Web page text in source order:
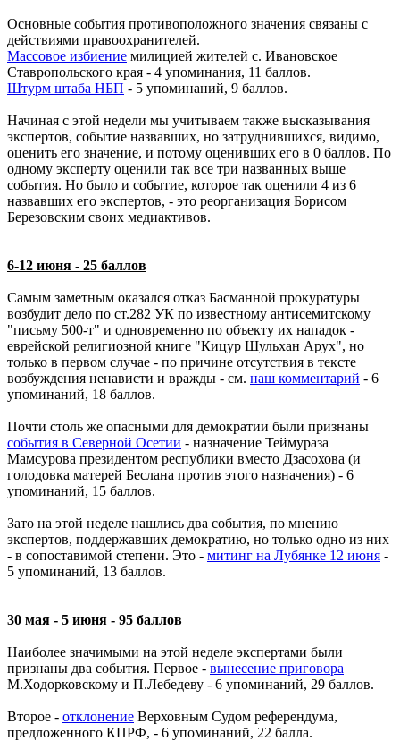
Основные события противоположного значения связаны с
действиями правоохранителей.
Массовое избиение милицией жителей с. Ивановское
Ставропольского края - 4 упоминания, 11 баллов.
Штурм штаба НБП - 5 упоминаний, 9 баллов.
Начиная с этой недели мы учитываем также высказывания
экспертов, событие назвавших, но затруднившихся, видимо,
оценить его значение, и потому оценивших его в 0 баллов. По
одному эксперту оценили так все три названных выше
события. Но было и событие, которое так оценили 4 из 6
назвавших его экспертов, - это реорганизация Борисом
Березовским своих медиактивов.
6-12 июня - 25 баллов
Самым заметным оказался отказ Басманной прокуратуры
возбудит дело по ст.282 УК по известному антисемитскому
"письму 500-т" и одновременно по объекту их нападок -
еврейской религиозной книге "Кицур Шульхан Арух", но
только в первом случае - по причине отсутствия в тексте
возбуждения ненависти и вражды - см. наш комментарий - 6
упоминаний, 18 баллов.
Почти столь же опасными для демократии были признаны
события в Северной Осетии - назначение Теймураза
Мамсурова президентом республики вместо Дзасохова (и
голодовка матерей Беслана против этого назначения) - 6
упоминаний, 15 баллов.
Зато на этой неделе нашлись два события, по мнению
экспертов, поддержавших демократию, но только одно из них
- в сопоставимой степени. Это - митинг на Лубянке 12 июня -
5 упоминаний, 13 баллов.
30 мая - 5 июня - 95 баллов
Наиболее значимыми на этой неделе экспертами были
признаны два события. Первое - вынесение приговора
М.Ходорковскому и П.Лебедеву - 6 упоминаний, 29 баллов.
Второе - отклонение Верховным Судом референдума,
предложенного КПРФ, - 6 упоминаний, 22 балла.